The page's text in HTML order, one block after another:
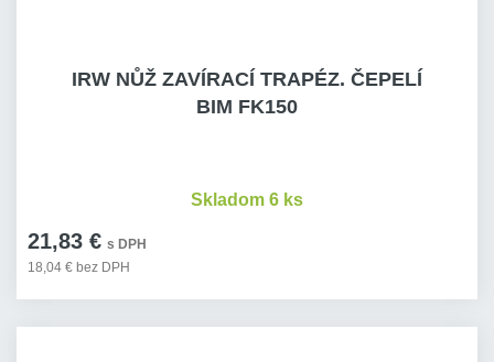
IRW NŮŽ ZAVÍRACÍ TRAPÉZ. ČEPELÍ
BIM FK150
21,83 € s DPH
18,04 € bez DPH
Skladom 6 ks